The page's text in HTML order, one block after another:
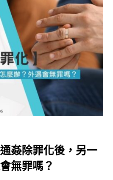
姦除罪化後，另一
無罪嗎？